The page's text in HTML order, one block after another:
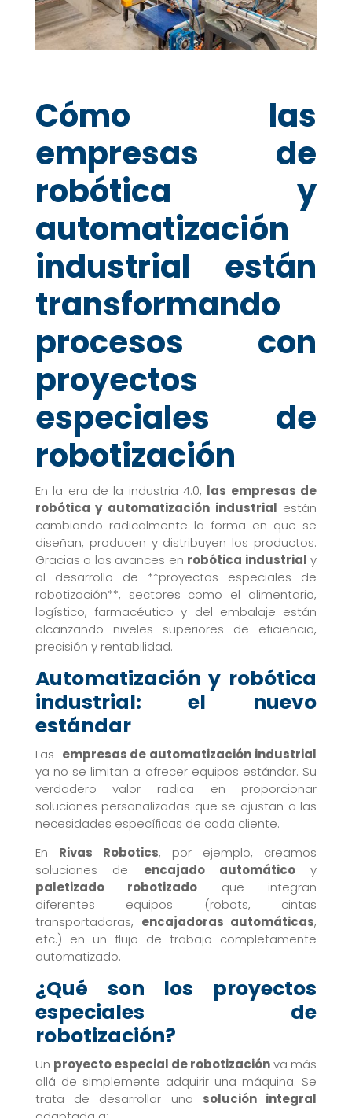
Cómo las
empresas de
robótica y
automatización
industrial están
transformando
procesos con
proyectos
especiales de
robotización
En la era de la industria 4.0, las empresas de
robótica y automatización industrial están
cambiando radicalmente la forma en que se
diseñan, producen y distribuyen los productos.
Gracias a los avances en robótica industrial y
al desarrollo de **proyectos especiales de
robotización**, sectores como el alimentario,
logístico, farmacéutico y del embalaje están
alcanzando niveles superiores de eficiencia,
precisión y rentabilidad.
Automatización y robótica
industrial: el nuevo
estándar
Las empresas de automatización industrial
ya no se limitan a ofrecer equipos estándar. Su
verdadero valor radica en proporcionar
soluciones personalizadas que se ajustan a las
necesidades específicas de cada cliente.
En Rivas Robotics, por ejemplo, creamos
soluciones de encajado automáticoy
paletizado robotizado que integran
diferentes equipos (robots, cintas
transportadoras, encajadoras automáticas,
etc.) en un flujo de trabajo completamente
automatizado.
¿Qué son los proyectos
especiales de
robotización?
Un proyecto especial de robotizaciónva más
allá de simplemente adquirir una máquina. Se
trata de desarrollar una solución integral